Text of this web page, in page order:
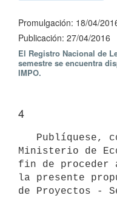
Promulgación: 18/04/
Publicación: 27/04/2016
El Registro Nacional de
semestre se encuentra
IMPO.
4
Ministerio de
fin de proceder
la presente
de Proyectos -